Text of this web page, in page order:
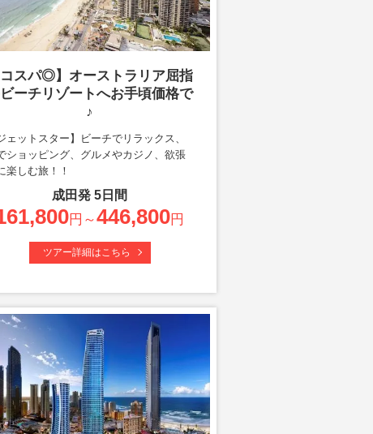
コスパ◎】オーストラリア屈指
ーチリゾートへお手頃価格で
♪
ェットスター】ビーチでリラックス、
ショッピング、グルメやカジノ、欲張
楽しむ旅！！
成田発5 日間
円～446,800円
ツアー詳細はこちら